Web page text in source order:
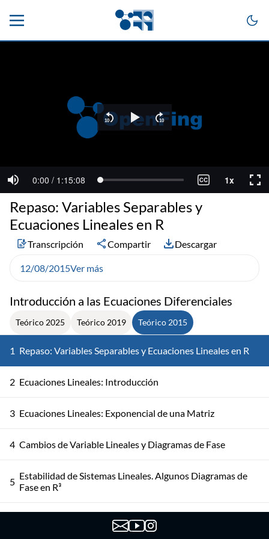
Introducción a las Ecuaciones Diferenciales
Teórico 2025 Teórico 2019 Teórico 2015
1 Repaso: Variables Separables y Ecuaciones Lineales en R
2 Ecuaciones Lineales: Introducción
3 Ecuaciones Lineales: Exponencial de una Matriz
4 Cambios de Variable Lineales y Diagramas de Fase
5 Estabilidad de Sistemas Lineales. Algunos Diagramas de
Fase en R³
Ejemplo de Jordan. Convergencia Uniforme y
Repaso: Variables Separables y
Ecuaciones Lineales en R
Transcripción Compartir Descargar
12/08/2015Ver más